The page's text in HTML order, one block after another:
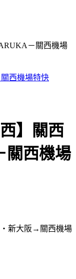
－關西機場
關西機場特快
】關西
關西機場
新大阪→關西機場